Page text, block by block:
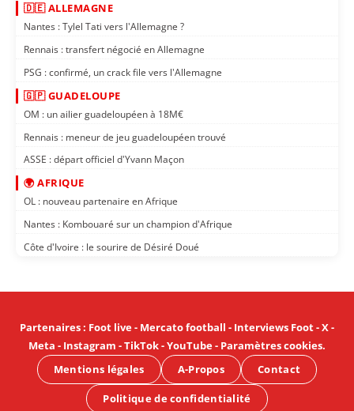
🇩🇪 ALLEMAGNE
Nantes : Tylel Tati vers l'Allemagne ?
Rennais : transfert négocié en Allemagne
PSG : confirmé, un crack file vers l'Allemagne
🇬🇵 GUADELOUPE
OM : un ailier guadeloupéen à 18M€
Rennais : meneur de jeu guadeloupéen trouvé
ASSE : départ officiel d'Yvann Maçon
🌍 AFRIQUE
OL : nouveau partenaire en Afrique
Nantes : Kombouaré sur un champion d'Afrique
Côte d'Ivoire : le sourire de Désiré Doué
Partenaires: Foot live- Mercato football - Interviews Foot-X-
Meta - Instagram -TikTok-YouTube- Paramètres cookies.
Mentions légales
A-Propos Contact
Politique de confidentialité